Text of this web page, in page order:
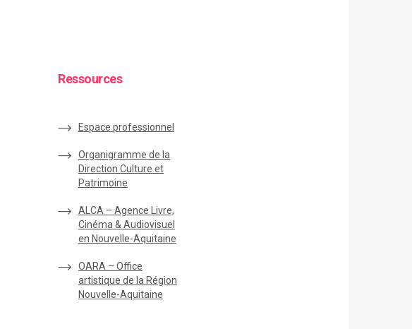
Ressources
Espace professionnel
Organigramme de la
Direction Culture et
Patrimoine
ALCA – Agence Livre,
Cinéma & Audiovisuel
en Nouvelle-Aquitaine
OARA – Office
artistique de la Région
Nouvelle-Aquitaine